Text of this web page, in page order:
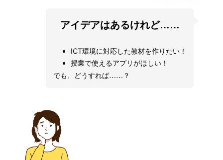
アイデアはあるけれど……
ICT環境に対応した教材を作りたい！
授業で使えるアプリがほしい！
でも、どうすれば……？